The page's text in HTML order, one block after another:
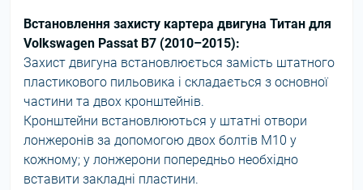
Встановлення захисту картера двигуна Титан для
Volkswagen Passat B7 (2010–2015):
Захист двигуна встановлюється замість штатного
пластикового пильовика і складається з основної
частини та двох кронштейнів.
Кронштейни встановлюються у штатні отвори
лонжеронів за допомогою двох болтів М10 у
кожному; у лонжерони попередньо необхідно
вставити закладні пластини.